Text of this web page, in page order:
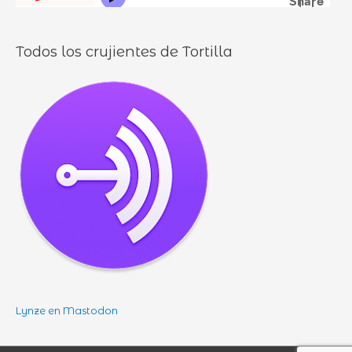
Todos los crujientes de Tortilla
Lynze en Mastodon